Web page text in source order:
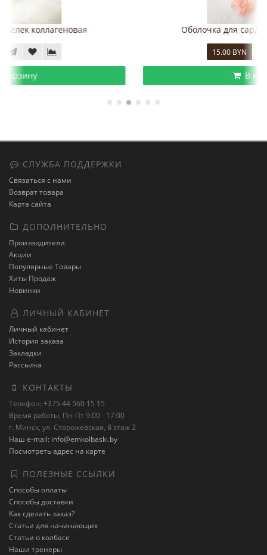
Оболочка для сарделек полиамидная
СЛУЖБА ПОДДЕРЖКИ
Связаться с нами
Возврат товара
Карта сайта
ДОПОЛНИТЕЛЬНО
Производители
Акции
Популярные Товары
Хиты Продаж
Новинки
ЛИЧНЫЙ КАБИНЕТ
Личный кабинет
История заказа
Закладки
Рассылка
КОНТАКТЫ
Телефон: +375 44 560 15 15
Время работы: Пн-Пт 9:00 - 17:00
г. Минск, ул. Сторожевская, 8 этаж 2
Наш e-mail: info@emkolbaski.by
Посмотреть адрес на карте
ПОЛЕЗНЫЕ ССЫЛКИ
Способы оплаты
Способы доставки
Как сделать заказ?
Статьи для начинающих
Статьи о колбасе
Наши тренеры